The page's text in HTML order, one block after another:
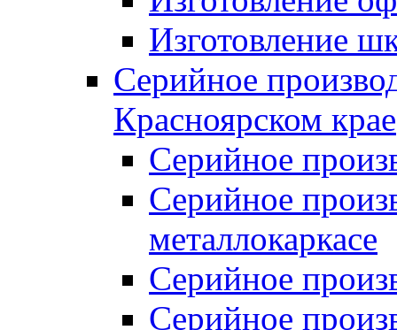
Изготовление
Серийное
Красноярском крае
Серийное
Серийное
металлокаркасе
Серийное
Серийное